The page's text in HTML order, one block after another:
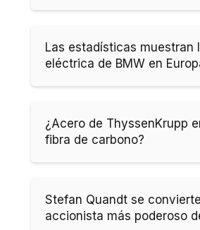
Las estadísticas muestran
eléctrica de BMW en
¿Acero de ThyssenKrupp
fibra de carbono?
Stefan Quandt se
accionista más poderoso